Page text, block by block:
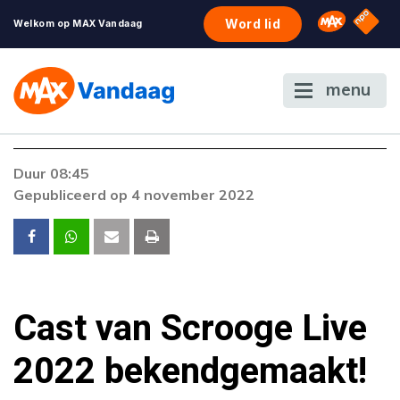
Welkom op MAX Vandaag Word lid Omroep
NPO
menu
De gewenste stream is op dit moment niet
voordoen, neem dan contact op met onze
klantenservice.
Duur 08:45
Gepubliceerd op 4 november 2022
Cast van Scrooge Live
2022 bekendgemaakt!